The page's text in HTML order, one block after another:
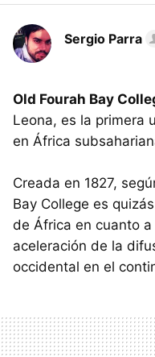
Sergio Parra
Old Fourah Bay
Leona, es la primera
en África
Creada en 1827,
Bay College es
de África en cuanto
aceleración de la
occidental en el